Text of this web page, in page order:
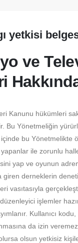
yetkisi
ve
Kanunu hükümleri
Bu Yönetmeliğin
içinde bu
ile zorunlu
yap ve oyunun
derneklerin
vasıtasıyla
işlemler
Kullanıcı
da izin
olsun yetkisiz